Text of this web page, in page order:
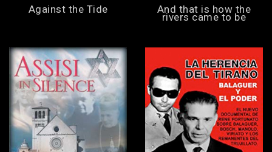
Against the Tide And that is how the
rivers came to be